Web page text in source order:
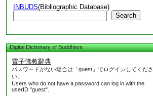
INBUDS(Bibliographic Database)
Search
Digital Dictionary of Buddhism
電子佛教辭典
パスワードがない場合は「guest」でログインしてくださ
い。
Users who do not have a password can log in with the
userID "guest".